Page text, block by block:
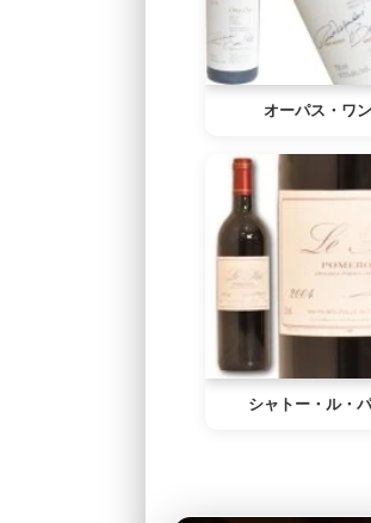
オーパス・ワン
シャトー・ル・